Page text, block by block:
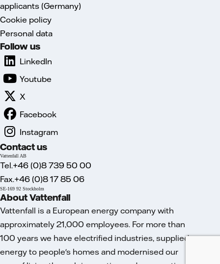
applicants (Germany)
Cookie policy
Personal data
Follow us
LinkedIn
Youtube
X
Facebook
Instagram
Contact us
Vattenfall AB
Tel.+46 (0)8 739 50 00
Fax.+46 (0)8 17 85 06
SE-169 92 Stockholm
About Vattenfall
Vattenfall is a European energy company with
approximately 21,000 employees. For more than
100 years we have electrified industries, supplied
energy to people's homes and modernised our